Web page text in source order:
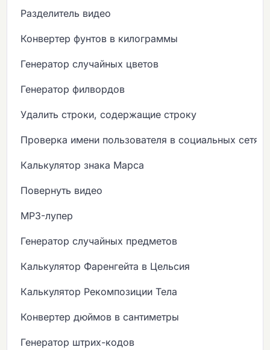
Разделитель видео
Конвертер фунтов в килограммы
Генератор случайных цветов
Генератор филвордов
Удалить строки, содержащие строку
Проверка имени пользователя в социальных сетях
Калькулятор знака Марса
Повернуть видео
MP3-лупер
Генератор случайных предметов
Калькулятор Фаренгейта в Цельсия
Калькулятор Рекомпозиции Тела
Конвертер дюймов в сантиметры
Генератор штрих-кодов